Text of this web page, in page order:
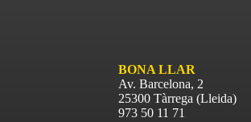
BONA LLAR
Av. Barcelona, 2
25300 Tàrrega (Lleida)
973 50 11 71